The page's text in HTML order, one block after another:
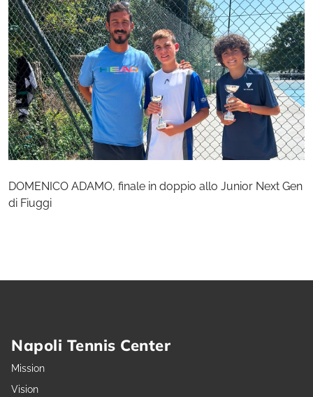
DOMENICO ADAMO, finale in doppio allo Junior Next Gen
di Fiuggi
Napoli Tennis Center
Mission
Vision